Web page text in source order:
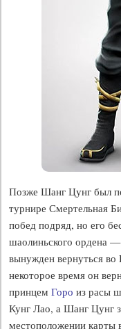
Позже Шанг Цунг был
турнире Смертельная
побед подряд, но его
шаолиньского ордена
вынужден вернуться
некоторое время он
принцемГоро из расы
Кунг Лао, а Шанг Цунг
местоположении карты